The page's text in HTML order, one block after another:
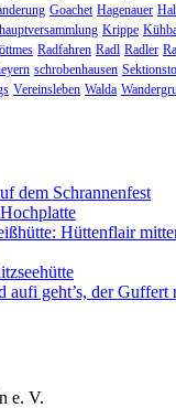
Goachet Hagenauer
Krippe
Radfahren Radl Radler
schrobenhausen
Vereinsleben Walda
dem Schrannenfest
Hüttenflair
aufi geht’s, der Guffert
e. V.